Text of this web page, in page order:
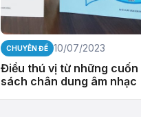
CHUYÊN ĐỀ 10/07/2023
Điều thú vị từ những cuốn
sách chân dung âm nhạc